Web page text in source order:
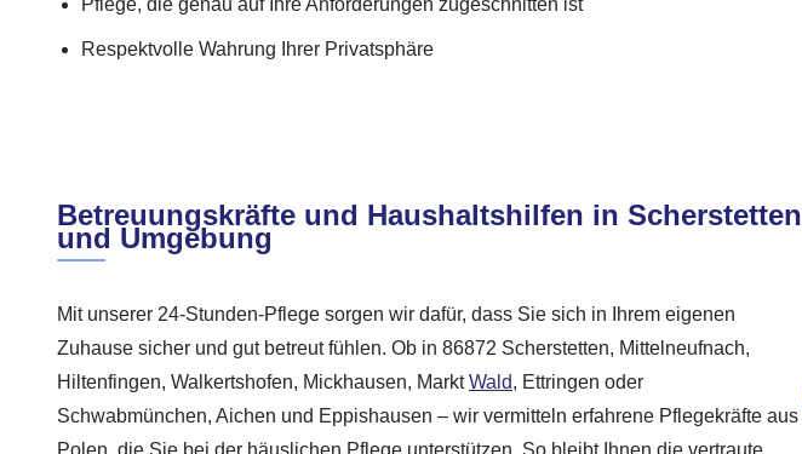
Respektvolle Wahrung Ihrer Privatsphäre
Betreuungskräfte und Haushaltshilfen in Scherstetten
und Umgebung
Mit unserer 24-Stunden-Pflege sorgen wir dafür, dass Sie sich in Ihrem eigenen
Zuhause sicher und gut betreut fühlen. Ob in 86872 Scherstetten, Mittelneufnach,
Hiltenfingen, Walkertshofen, Mickhausen, MarktWald, Ettringen oder
Schwabmünchen, Aichen und Eppishausen – wir vermitteln erfahrene Pflegekräfte aus
Polen, die Sie bei der häuslichen Pflege unterstützen. So bleibt Ihnen die vertraute